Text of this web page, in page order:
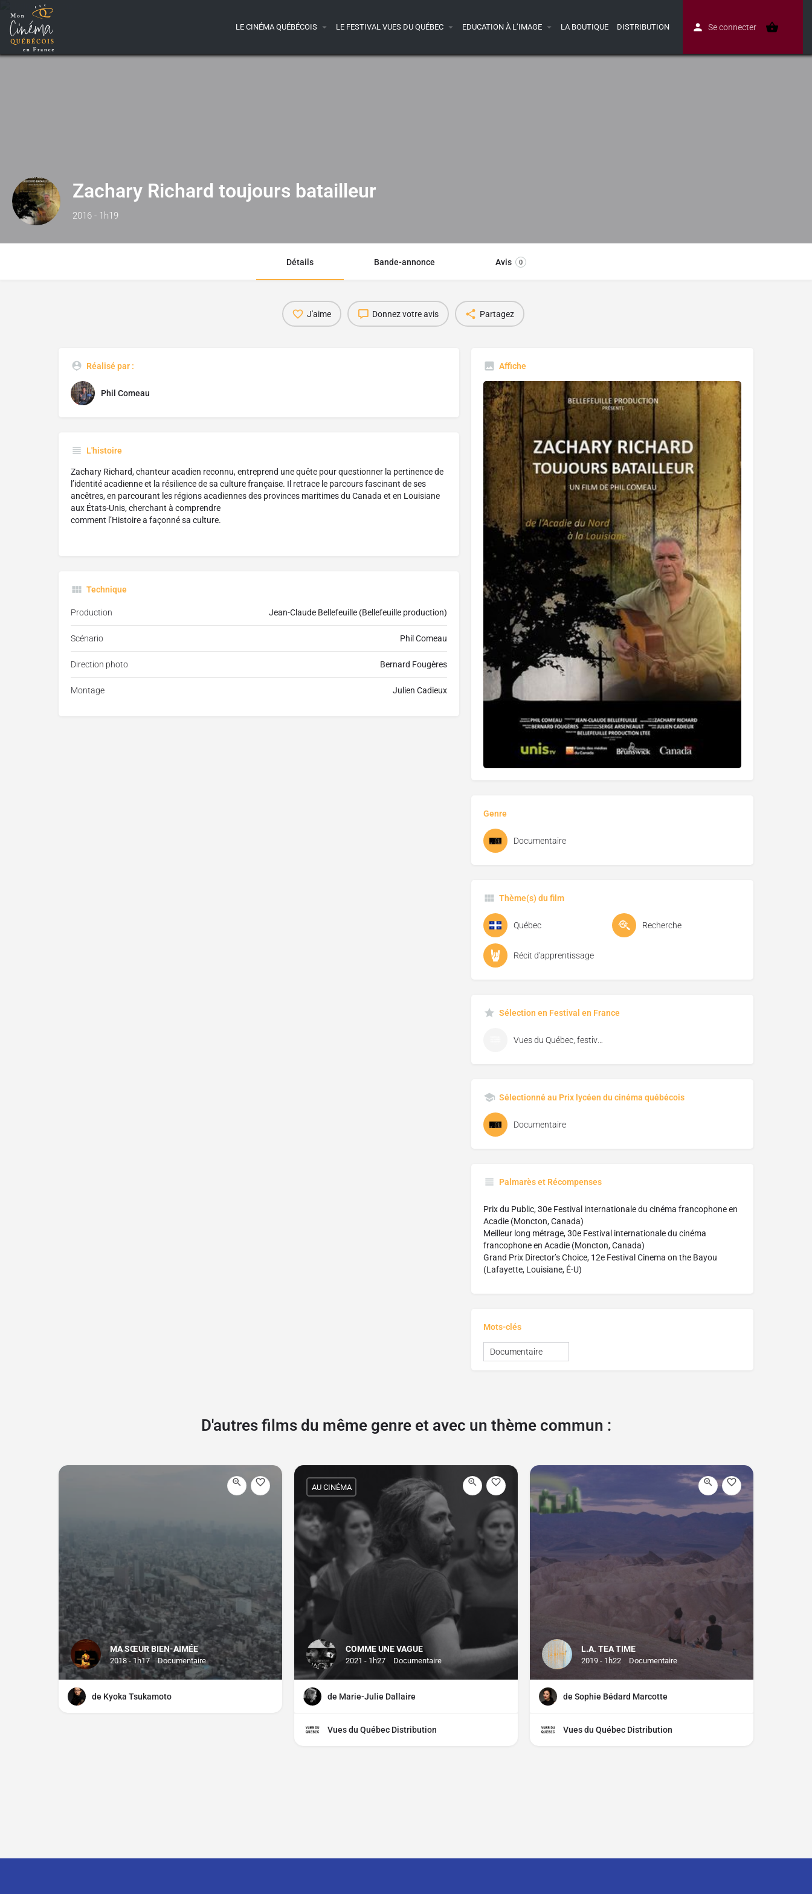
LE CINÉMA QUÉBÉCOIS LE FESTIVAL VUES DU QUÉBEC EDUCATION À L’IMAGE LA BOUTIQUE DISTRIBUTION Se connecter
Zachary Richard toujours batailleur
2016 - 1h19
Détails Bande-annonce Avis 0
J'aime Donnez votre avis Partagez
Réalisé par :
Phil Comeau
L'histoire
Zachary Richard, chanteur acadien reconnu, entreprend une quête pour questionner la pertinence de
l’identité acadienne et la résilience de sa culture française. Il retrace le parcours fascinant de ses
ancêtres, en parcourant les régions acadiennes des provinces maritimes du Canada et en Louisiane
aux États-Unis, cherchant à comprendre
comment l’Histoire a façonné sa culture.
Technique
Production Jean-Claude Bellefeuille (Bellefeuille production)
Scénario Phil Comeau
Direction photo Bernard Fougères
Montage Julien Cadieux
Affiche
Genre
Documentaire
Thème(s) du film
Québec Recherche
Récit d'apprentissage
Sélection en Festival en France
Vues du Québec, festival de cinéma de Florac
Sélectionné au Prix lycéen du cinéma québécois
Documentaire
Palmarès et Récompenses
Prix du Public, 30e Festival internationale du cinéma francophone en
Acadie (Moncton, Canada)
Meilleur long métrage, 30e Festival internationale du cinéma
francophone en Acadie (Moncton, Canada)
Grand Prix Director’s Choice, 12e Festival Cinema on the Bayou
(Lafayette, Louisiane, É-U)
Mots-clés
Documentaire
D'autres films du même genre et avec un thème commun :
MA SŒUR BIEN-AIMÉE
2018 - 1h17 Documentaire
de Kyoka Tsukamoto
COMME UNE VAGUE
2021 - 1h27 Documentaire
AU CINÉMA
de Marie-Julie Dallaire
Vues du Québec Distribution
L.A. TEA TIME
2019 - 1h22 Documentaire
de Sophie Bédard Marcotte
Vues du Québec Distribution